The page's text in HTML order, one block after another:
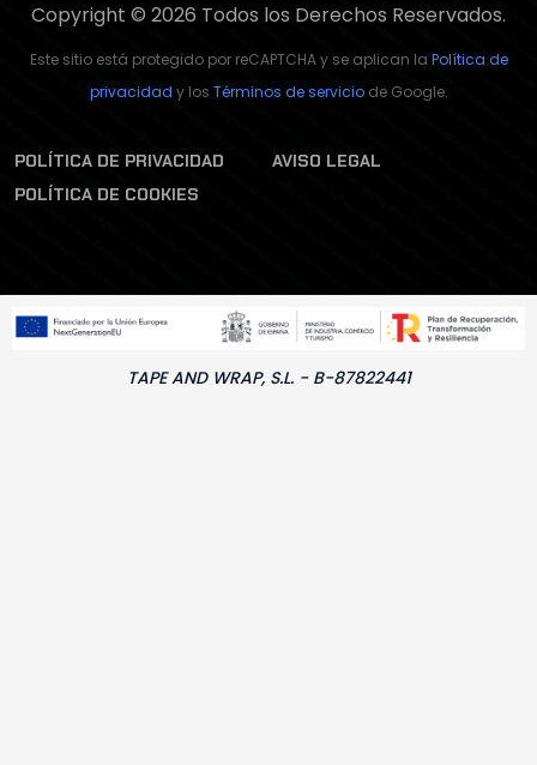
Copyright © 2026 Todos los Derechos Reservados.
Este sitio está protegido por reCAPTCHA y se aplican la Política de
privacidad y los Términos de serviciode Google.
POLÍTICA DE PRIVACIDAD
AVISO LEGAL
POLÍTICA DE COOKIES
TAPE AND WRAP, S.L. - B-87822441